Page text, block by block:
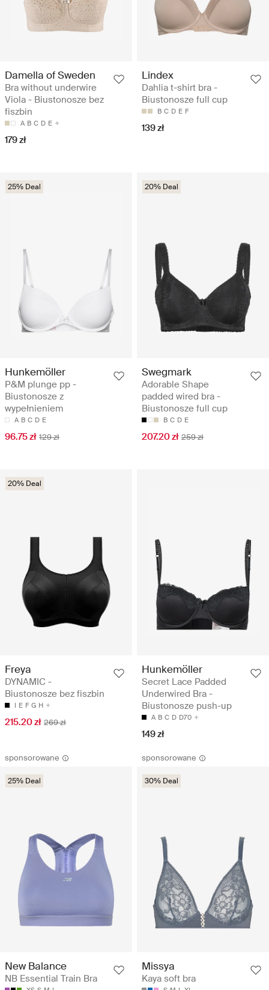
Damella of Sweden
Bra without underwire
Viola - Biustonosze bez
fiszbin
A B C D E
179 zł
Lindex
Dahlia t-shirt bra -
Biustonosze full cup
B C D E F
139 zł
25% Deal
Hunkemöller
P&M plunge pp -
Biustonosze z
wypełnieniem
A B C D E
96.75 zł 129 zł
20% Deal
Swegmark
Adorable Shape
padded wired bra -
Biustonosze full cup
B C D E
207.20 zł 259 zł
20% Deal
Freya
DYNAMIC -
Biustonosze bez fiszbin
I E F G H
215.20 zł 269 zł
Hunkemöller
Secret Lace Padded
Underwired Bra -
Biustonosze push-up
A B C D D70
149 zł
sponsorowane
25% Deal
New Balance
NB Essential Train Bra
sponsorowane
30% Deal
Missya
Kaya soft bra